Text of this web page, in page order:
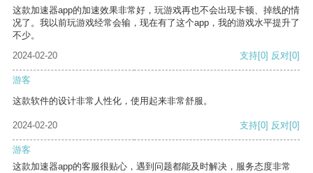
这款加速器app的加速效果非常好，玩游戏再也不会出现卡顿、掉线的情
况了。我以前玩游戏经常会输，现在有了这个app，我的游戏水平提升了
不少。
2024-02-20
支持[0] 反对[0]
游客
这款软件的设计非常人性化，使用起来非常舒服。
2024-02-20 支持[0] 反对[0]
游客
这款加速器app的客服很贴心，遇到问题都能及时解决，服务态度非常